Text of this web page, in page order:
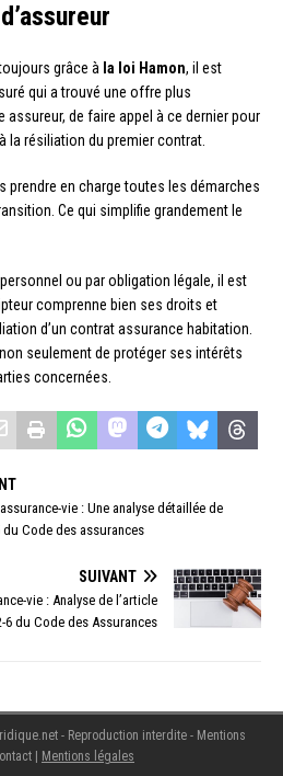
grâce à la loi Hamon, il est
qui a trouvé une offre plus
assureur, de faire appel à ce dernier pour
résiliation du premier contrat.
prendre en charge toutes les démarches
Ce qui simplifie grandement le
ou par obligation légale, il est
comprenne bien ses droits et
d’un contrat assurance habitation.
seulement de protéger ses intérêts
concernées.
vie : Une analyse détaillée de
du Code des assurances
SUIVANT
vie : Analyse de l’article
6 du Code des Assurances
- Reproduction interdite - Mentions
Mentions légales